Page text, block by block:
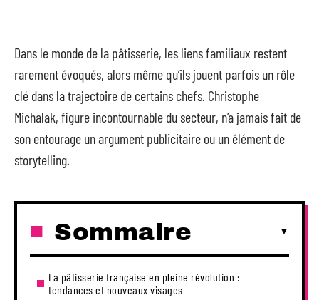
Dans le monde de la pâtisserie, les liens familiaux restent
rarement évoqués, alors même qu’ils jouent parfois un rôle
clé dans la trajectoire de certains chefs. Christophe
Michalak, figure incontournable du secteur, n’a jamais fait de
son entourage un argument publicitaire ou un élément de
storytelling.
Sommaire
La pâtisserie française en pleine révolution :
tendances et nouveaux visages